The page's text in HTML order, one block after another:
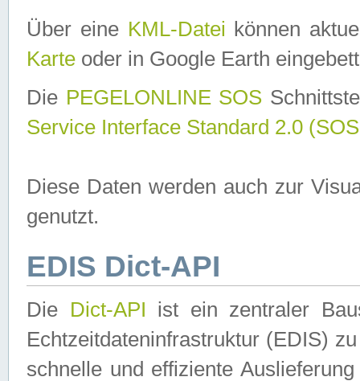
Über eine KML-Datei können
Karte oder in Google Earth
Die PEGELONLINE SOS
Service Interface Standard 2.0
Diese Daten werden auch zur
genutzt.
EDIS Dict-API
Die Dict-API ist ein zentraler
Echtzeitdateninfrastruktur (EDIS)
schnelle und effiziente